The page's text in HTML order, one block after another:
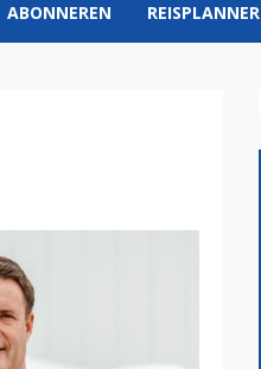
ABONNEREN REISPLANNER